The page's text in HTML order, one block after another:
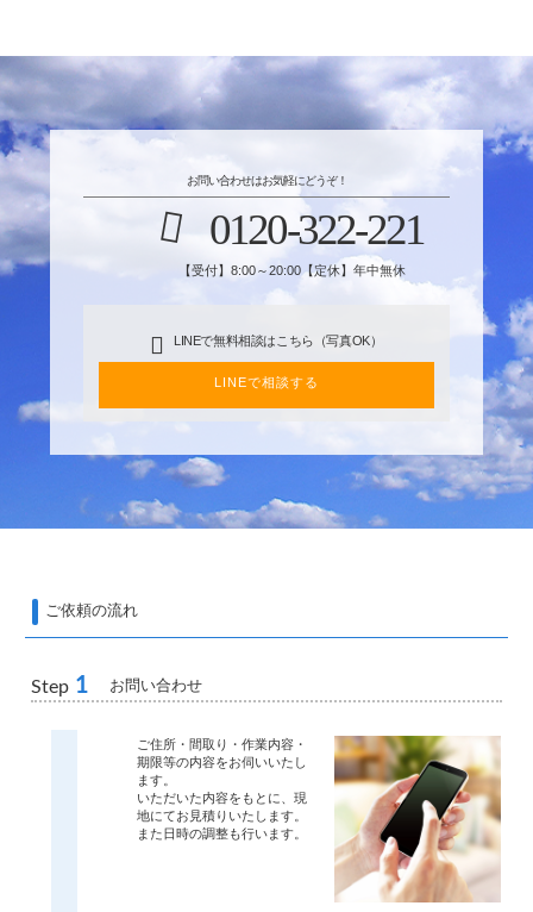
お問い合わせはお気軽にどうぞ！
0120-322-221
【受付】8:00～20:00【定休】年中無休
LINEで無料相談はこちら（写真OK）
LINEで相談する
ご依頼の流れ
Step 1 お問い合わせ
ご住所・間取り・作業内容・
期限等の内容をお伺いいたし
ます。
いただいた内容をもとに、現
地にてお見積りいたします。
また日時の調整も行います。